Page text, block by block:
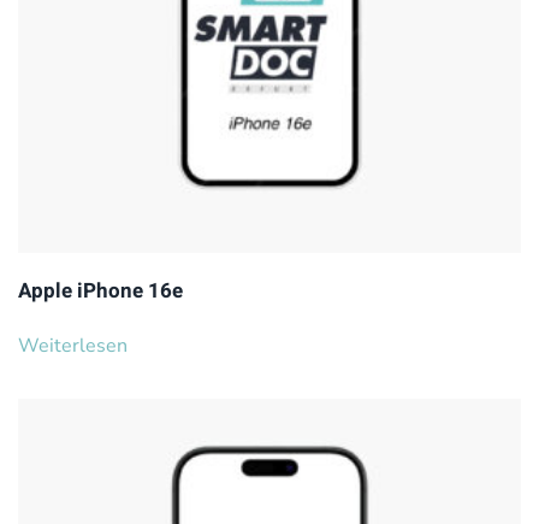
Apple iPhone 16e
Weiterlesen